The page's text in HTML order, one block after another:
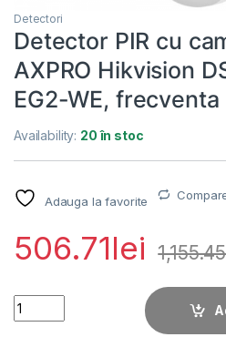
Detectori
Detector PIR cu
AXPRO Hikvision
EG2-WE, frecventa
Availability: 20 în stoc
Adauga la favorite
506.71lei 1,155.45
Detector PIR cu camera ,